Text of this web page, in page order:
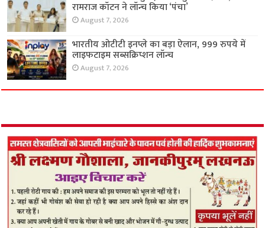
रामराज कॉटन ने लॉन्च किया ‘पंचा’
August 7, 2026
भारतीय ओटीटी इनप्ले का बड़ा ऐलान, 999 रुपये में
लाइफटाइम सब्सक्रिप्शन लॉन्च
August 7, 2026